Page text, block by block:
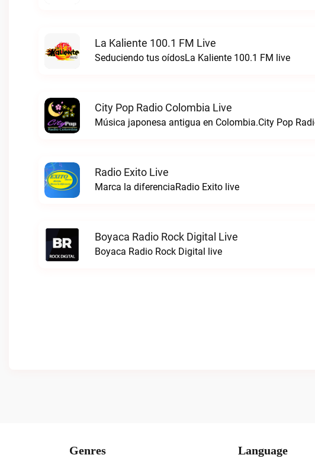
La Kaliente 100.1 FM Live
Seduciendo tus oídosLa Kaliente 100.1 FM live
City Pop Radio Colombia Live
Música japonesa antigua en Colombia.City Pop
Radio Exito Live
Marca la diferenciaRadio Exito live
Boyaca Radio Rock Digital Live
Boyaca Radio Rock Digital live
Genres Language